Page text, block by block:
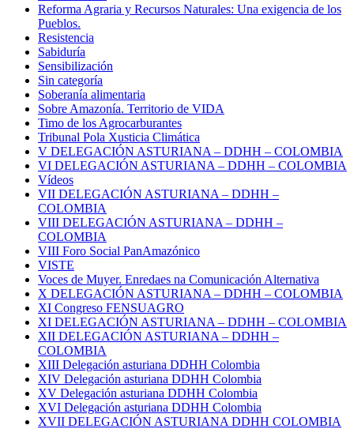
Reforma Agraria y Recursos Naturales: Una exigencia de los
Pueblos.
Resistencia
Sabiduría
Sensibilización
Sin categoría
Soberanía alimentaria
Sobre Amazonía. Territorio de VIDA
Timo de los Agrocarburantes
Tribunal Pola Xusticia Climática
V DELEGACIÓN ASTURIANA – DDHH – COLOMBIA
VI DELEGACIÓN ASTURIANA – DDHH – COLOMBIA
Vídeos
VII DELEGACIÓN ASTURIANA – DDHH –
COLOMBIA
VIII DELEGACIÓN ASTURIANA – DDHH –
COLOMBIA
VIII Foro Social PanAmazónico
VISTE
Voces de Muyer. Enredaes na Comunicación Alternativa
X DELEGACIÓN ASTURIANA – DDHH – COLOMBIA
XI Congreso FENSUAGRO
XI DELEGACIÓN ASTURIANA – DDHH – COLOMBIA
XII DELEGACIÓN ASTURIANA – DDHH –
COLOMBIA
XIII Delegación asturiana DDHH Colombia
XIV Delegación asturiana DDHH Colombia
XV Delegación asturiana DDHH Colombia
XVI Delegación asturiana DDHH Colombia
XVII DELEGACIÓN ASTURIANA DDHH COLOMBIA